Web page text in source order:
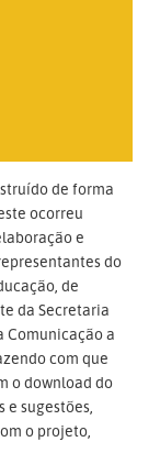
de forma
ocorreu
e
do
de
da Secretaria
Comunicação a
com que
o download do
sugestões,
o projeto,